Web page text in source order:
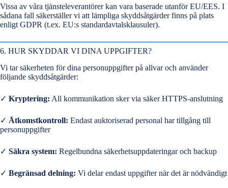
Vissa av våra tjänsteleverantörer kan vara baserade utanför EU/EES. I
sådana fall säkerställer vi att lämpliga skyddsåtgärder finns på plats
enligt GDPR (t.ex. EU:s standardavtalsklausuler).
6. HUR SKYDDAR VI DINA UPPGIFTER?
Vi tar säkerheten för dina personuppgifter på allvar och använder
följande skyddsåtgärder:
✓ Kryptering: All kommunikation sker via säker HTTPS-anslutning
✓ Åtkomstkontroll: Endast auktoriserad personal har tillgång till
personuppgifter
✓ Säkra system: Regelbundna säkerhetsuppdateringar och backup
✓ Begränsad delning: Vi delar endast uppgifter när det är nödvändigt